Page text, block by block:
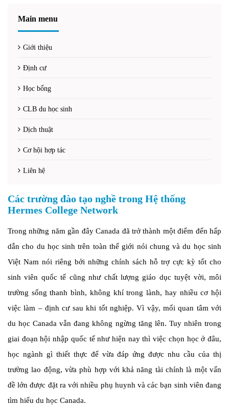
Main menu
Giới thiệu
Định cư
Học bổng
CLB du học sinh
Dịch thuật
Cơ hội hợp tác
Liên hệ
Các trường đào tạo nghề trong Hệ thống
Hermes College Network
Trong những năm gần đây Canada đã trở thành một điểm đến hấp
dẫn cho du học sinh trên toàn thế giới nói chung và du học sinh
Việt Nam nói riêng bởi những chính sách hỗ trợ cực kỳ tốt cho
sinh viên quốc tế cũng như chất lượng giáo dục tuyệt vời, môi
trường sống thanh bình, không khí trong lành, hay nhiều cơ hội
việc làm – định cư sau khi tốt nghiệp. Vì vậy, mối quan tâm với
du học Canada vẫn đang không ngừng tăng lên. Tuy nhiên trong
giai đoạn hội nhập quốc tế như hiện nay thì việc chọn học ở đâu,
học ngành gì thiết thực để vừa đáp ứng được nhu cầu của thị
trường lao động, vừa phù hợp với khả năng tài chính là một vấn
đề lớn được đặt ra với nhiều phụ huynh và các bạn sinh viên đang
tìm hiểu du học Canada.